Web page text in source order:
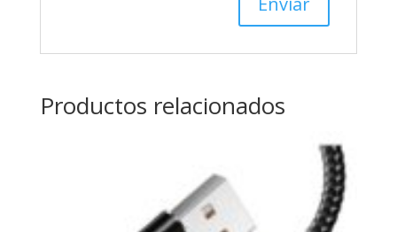
Productos relacionados